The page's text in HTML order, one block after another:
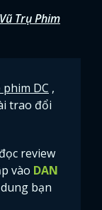
Vũ Trụ Phim
DC ,
trao đổi
review
vào DAN
bạn